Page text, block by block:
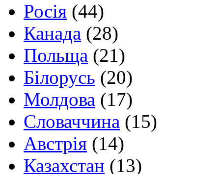
Росія (44)
Канада (28)
Польща (21)
Білорусь (20)
Молдова (17)
Словаччина (15)
Австрія (14)
Казахстан (13)